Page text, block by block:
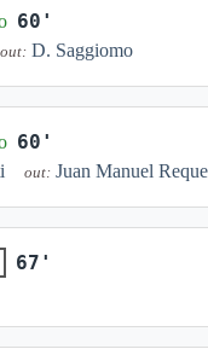
60'
out: D. Saggiomo
60'
out: Juan Manuel
67'